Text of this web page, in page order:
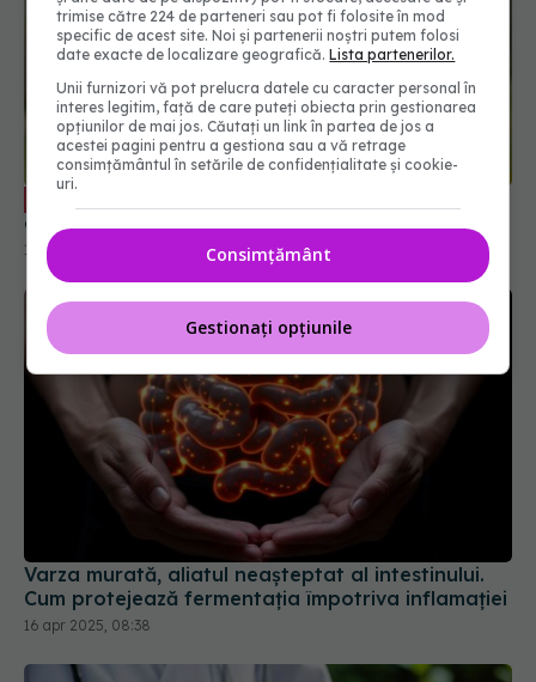
curățarea plămânilor
14 dec 2025, 19:42
Varza murată, aliatul neașteptat al intestinului.
Cum protejează fermentația împotriva inflamației
16 apr 2025, 08:38
trimise către 224 de parteneri sau pot fi folosite în mod
specific de acest site. Noi și partenerii noștri putem folosi
date exacte de localizare geografică.Lista partenerilor.
Unii furnizori vă pot prelucra datele cu caracter personal în
interes legitim, față de care puteți obiecta prin gestionarea
opțiunilor de mai jos. Căutați un link în partea de jos a
acestei pagini pentru a gestiona sau a vă retrage
consimțământul în setările de confidențialitate și cookie-
uri.
Consimțământ
Gestionați opțiunile